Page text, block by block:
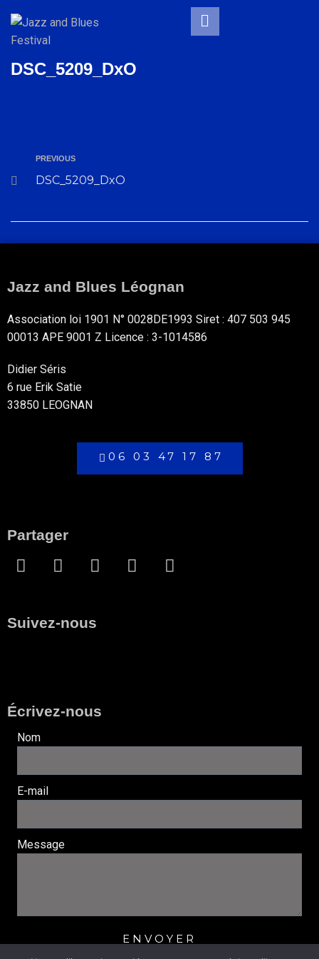
DSC_5209_DxO
PREVIOUS
DSC_5209_DxO
Jazz and Blues Léognan
Association loi 1901 N° 0028DE1993 Siret : 407 503 945
00013 APE 9001 Z Licence : 3-1014586
Didier Séris
6 rue Erik Satie
33850 LEOGNAN
06 03 47 17 87
Partager
Écrivez-nous
Nom
E-mail
Message
ENVOYER
Suivez-nous